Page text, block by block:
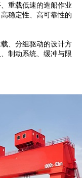
重载低速的造船作业
稳定性、高可靠性的
、分组驱动的设计方
制动系统、缓冲与限